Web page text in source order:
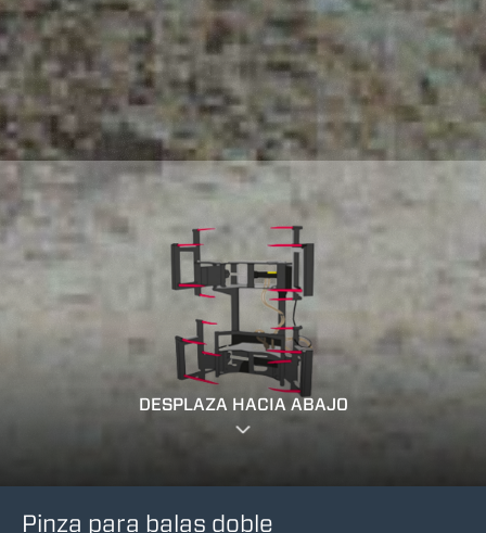
DESPLAZA HACIA ABAJO
Pinza para balas doble